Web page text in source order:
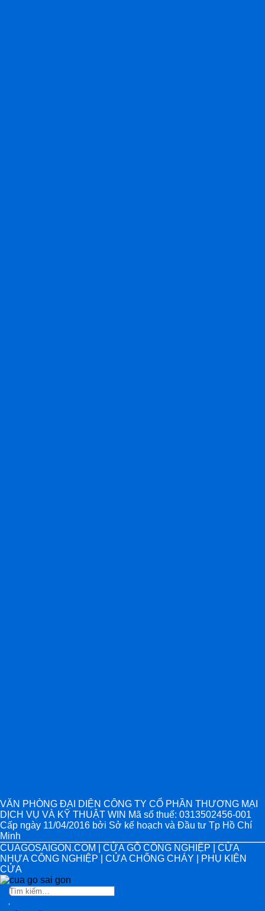
VĂN PHÒNG ĐẠI DIỆN CÔNG TY CỔ PHẦN THƯƠNG MẠI
DỊCH VỤ VÀ KỸ THUẬT WIN Mã số thuế: 0313502456-001
Cấp ngày 11/04/2016 bởi Sở kế hoạch và Đầu tư Tp Hồ Chí
Minh
CUAGOSAIGON.COM | CỬA GỖ CÔNG NGHIỆP | CỬA
NHỰA CÔNG NGHIỆP | CỬA CHỐNG CHÁY | PHỤ KIỆN
CỬA
Tìm